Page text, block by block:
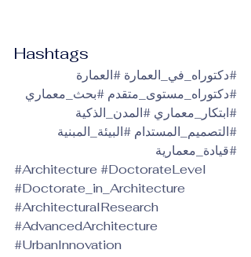
Hashtags
#دكتوراه_في_العمارة #العمارة
#دكتوراه_مستوى_متقدم #بحث_معماري
#ابتكار_معماري #المدن_الذكية
#التصميم_المستدام #البيئة_المبنية
#قيادة_معمارية
#Architecture #DoctorateLevel
#Doctorate_in_Architecture
#ArchitecturalResearch
#AdvancedArchitecture
#UrbanInnovation